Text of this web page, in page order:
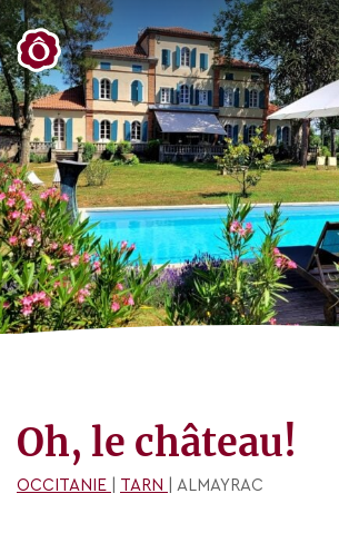
Oh, le château!
OCCITANIE TARN | ALMAYRAC